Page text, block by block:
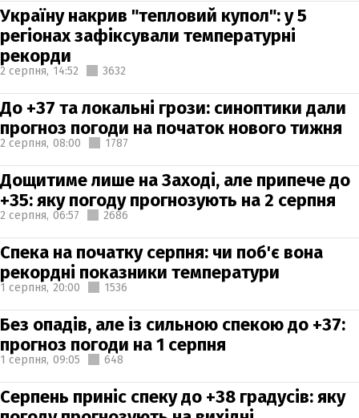
Україну накрив "тепловий купол": у 5
регіонах зафіксували температурні
рекорди
2 серпня, 14:52 3632
До +37 та локальні грози: синоптики дали
прогноз погоди на початок нового тижня
2 серпня, 08:00 1787
Дощитиме лише на Заході, але припече до
+35: яку погоду прогнозують на 2 серпня
2 серпня, 06:57 2686
Спека на початку серпня: чи поб'є вона
рекордні показники температури
1 серпня, 20:00 1536
Без опадів, але із сильною спекою до +37:
прогноз погоди на 1 серпня
1 серпня, 09:05 648
Серпень приніс спеку до +38 градусів: яку